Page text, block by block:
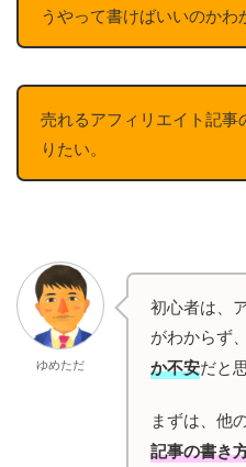
うやって書けばいいのかわ
売れるアフィリエイト記事
りたい。
ゆめただ
初心者は、
がわからず、
か不安だと
まずは、他
記事の書き